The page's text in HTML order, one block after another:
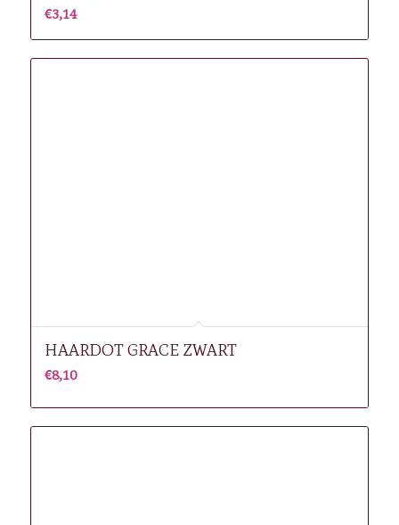
€3,14
HAARDOT GRACE ZWART
€8,10